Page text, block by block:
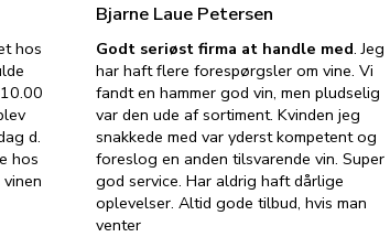
hos
d.
hos
Bjarne Laue Petersen
Godt seriøst firma at handle med. Jeg
har haft flere forespørgsler om vine. Vi
fandt en hammer god vin, men pludselig
var den ude af sortiment. Kvinden jeg
snakkede med var yderst kompetent og
foreslog en anden tilsvarende vin. Super
god service. Har aldrig haft dårlige
oplevelser. Altid gode tilbud, hvis man
venter